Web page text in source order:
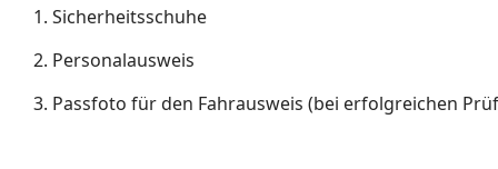
Sicherheitsschuhe
Personalausweis
Passfoto für den Fahrausweis (bei erfolgreichen